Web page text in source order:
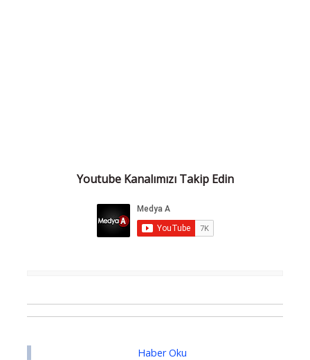
Youtube Kanalımızı Takip Edin
Haber Oku